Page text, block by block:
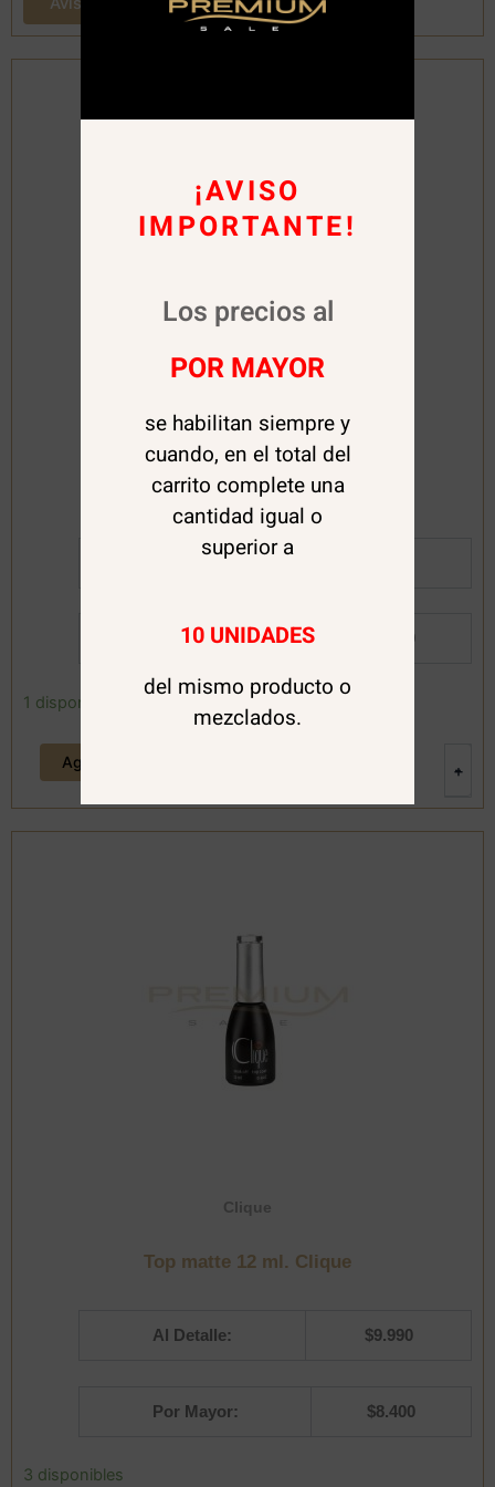
Clique
Top Gold Diamond 12 ml. Clique
Al Detalle:
Por Mayor: 9.800
1 disponibles
-
Top
Diamond
ml.
Clique
cantidad
+
Agregar al carrito
Clique
Top matte 12 ml. Clique
Al Detalle: $9.990
Por Mayor: $8.400
3 disponibles
Top
¡AVISO
IMPORTANTE!
Los precios al
POR MAYOR
se habilitan siempre y
cuando, en el total del
carrito complete una
cantidad igual o
superior a
10 UNIDADES
del mismo producto o
mezclados.